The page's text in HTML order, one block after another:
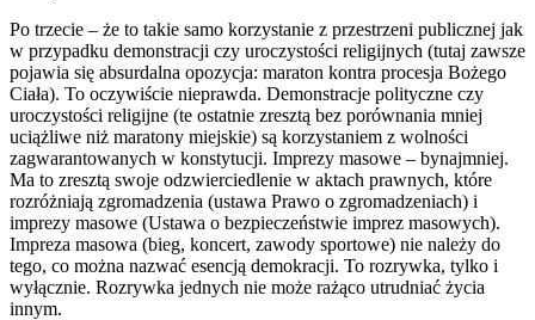
Po trzecie – że to takie samo korzystanie z przestrzeni publicznej jak
w przypadku demonstracji czy uroczystości religijnych (tutaj zawsze
pojawia się absurdalna opozycja: maraton kontra procesja Bożego
Ciała). To oczywiście nieprawda. Demonstracje polityczne czy
uroczystości religijne (te ostatnie zresztą bez porównania mniej
uciążliwe niż maratony miejskie) są korzystaniem z wolności
zagwarantowanych w konstytucji. Imprezy masowe – bynajmniej.
Ma to zresztą swoje odzwierciedlenie w aktach prawnych, które
rozróżniają zgromadzenia (ustawa Prawo o zgromadzeniach) i
imprezy masowe (Ustawa o bezpieczeństwie imprez masowych).
Impreza masowa (bieg, koncert, zawody sportowe) nie należy do
tego, co można nazwać esencją demokracji. To rozrywka, tylko i
wyłącznie. Rozrywka jednych nie może rażąco utrudniać życia
innym.